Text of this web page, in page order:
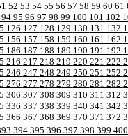
52 53 54 55 56 57 58 59 60 61
94 95 96 97 98 99 100 101 102
126 127 128 129 130 131 132
156 157 158 159 160 161 162
186 187 188 189 190 191 192
216 217 218 219 220 221 222
246 247 248 249 250 251 252
276 277 278 279 280 281 282
306 307 308 309 310 311 312
336 337 338 339 340 341 342
366 367 368 369 370 371 372
394 395 396 397 398 399 400